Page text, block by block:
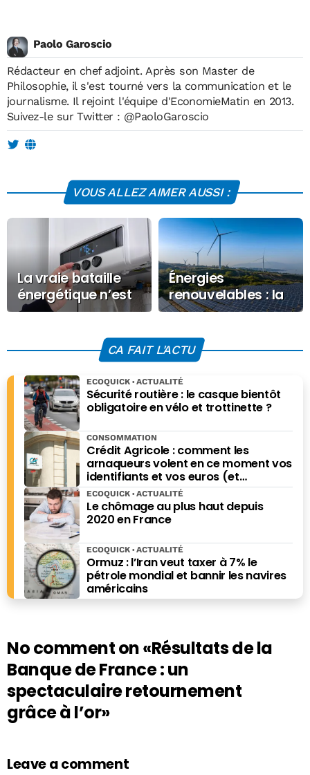
Paolo Garoscio
Rédacteur en chef adjoint. Après son Master de
Philosophie, il s'est tourné vers la communication et le
journalisme. Il rejoint l'équipe d'EconomieMatin en 2013.
Suivez-le sur Twitter : @PaoloGaroscio
VOUS ALLEZ AIMER AUSSI :
La vraie bataille
énergétique n’est
pas dans les
nos chaudières
Énergies
renouvelables : la
facture du soutien
10,67 milliards
d’euros en 2027
CA FAIT L'ACTU
Sécurité routière : le casque bientôt
obligatoire en vélo et trottinette ?
ECOQUICK ACTUALITÉ
Crédit Agricole : comment les
arnaqueurs volent en ce moment vos
identifiants et vos euros (et
comment vous protéger)
CONSOMMATION
Le chômage au plus haut depuis
2020 en France
ECOQUICK ACTUALITÉ
Ormuz : l’Iran veut taxer à 7% le
pétrole mondial et bannir les navires
américains
ECOQUICK ACTUALITÉ
No comment on«Résultats de la
Banque de France : un
spectaculaire retournement
grâce à l’or»
Leave a comment